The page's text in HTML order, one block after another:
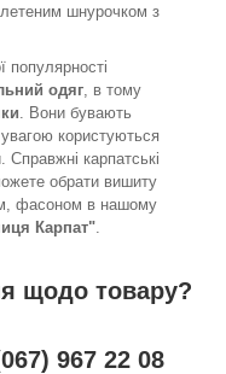
шнурочком з
одяг, в тому
. Вони бувають
користуються
Справжні карпатські
обрати вишиту
фасоном в нашому
Карпат".
щодо товару?
967 22 08